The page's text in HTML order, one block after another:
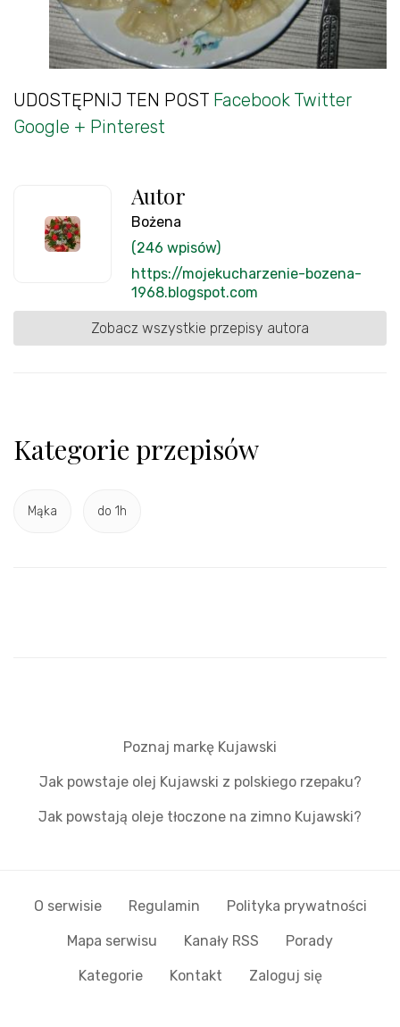
UDOSTĘPNIJ TEN POST Facebook Twitter
Google + Pinterest
Autor
Bożena
(246 wpisów)
https://mojekucharzenie-bozena-
1968.blogspot.com
Zobacz wszystkie przepisy autora
Kategorie przepisów
Mąka do 1h
Poznaj markę Kujawski
Jak powstaje olej Kujawski z polskiego rzepaku?
Jak powstają oleje tłoczone na zimno Kujawski?
O serwisie Regulamin Polityka prywatności
Mapa serwisu Kanały RSS Porady
Kategorie Kontakt Zaloguj się